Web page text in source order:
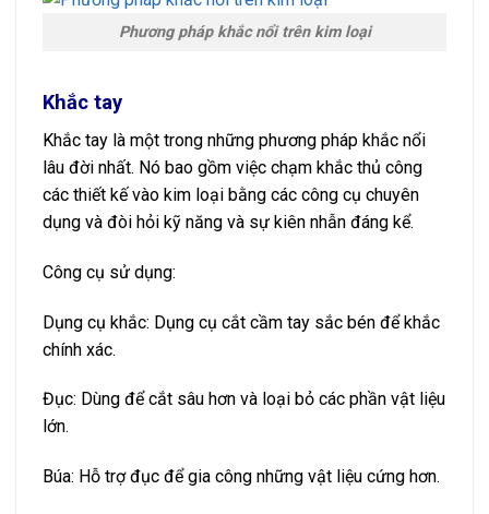
Phương pháp khắc nổi trên kim loại
Khắc tay
Khắc tay là một trong những phương pháp khắc nổi
lâu đời nhất. Nó bao gồm việc chạm khắc thủ công
các thiết kế vào kim loại bằng các công cụ chuyên
dụng và đòi hỏi kỹ năng và sự kiên nhẫn đáng kể.
Công cụ sử dụng:
Dụng cụ khắc: Dụng cụ cắt cầm tay sắc bén để khắc
chính xác.
Đục: Dùng để cắt sâu hơn và loại bỏ các phần vật liệu
lớn.
Búa: Hỗ trợ đục để gia công những vật liệu cứng hơn.